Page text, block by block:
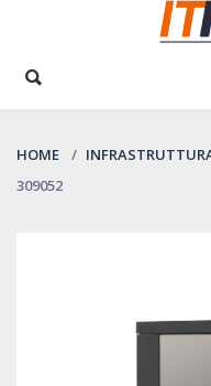
HOME
309052